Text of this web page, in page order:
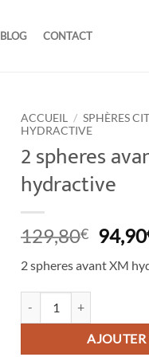
BLOG CONTACT
ACCUEIL / SPHÈRES
HYDRACTIVE
2 spheres
hydractive
129,80€ Le
prix
initial
94,90
2 spheres avant XM